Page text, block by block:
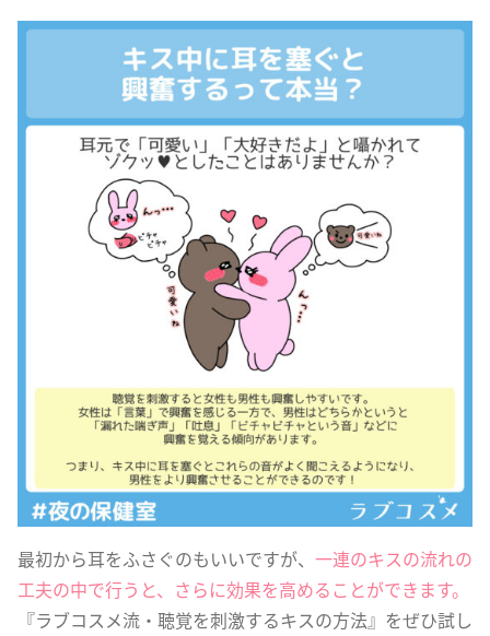
最初から耳をふさぐのもいいですが、 一連のキスの流れの
工夫の中で行うと、さらに効果を高めることができます。
『ラブコスメ流・聴覚を刺激するキスの方法』をぜひ試し